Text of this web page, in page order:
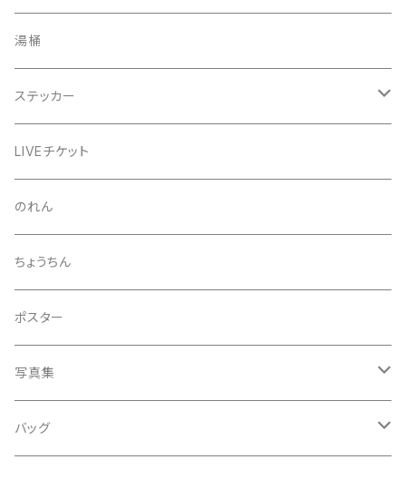
きんちゃく
マッチ
くつ下
お礼ボイス
アクリルスタンド
灰皿
24節気少年
芒種風景
夏至風景
白露
秋分
生写真
プロマイド（マルベル堂）
湯桶
ステッカー
24節気少年
毅然湯
スガヌマンチョコシール
A HARD DAY'S NIGHT
with the suganuma's
LIVEチケット
のれん
ちょうちん
ポスター
写真集
５歳刻み写真集
バッグ